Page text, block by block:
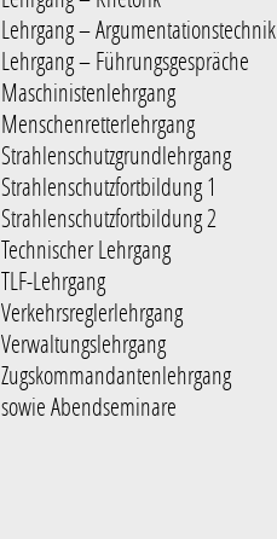
Lehrgang – Argumentationstechnik
Lehrgang – Führungsgespräche
Maschinistenlehrgang
Menschenretterlehrgang
Strahlenschutzgrundlehrgang
Strahlenschutzfortbildung 1
Strahlenschutzfortbildung 2
Technischer Lehrgang
TLF-Lehrgang
Verkehrsreglerlehrgang
Verwaltungslehrgang
Zugskommandantenlehrgang
sowie Abendseminare